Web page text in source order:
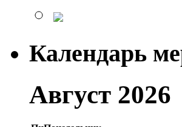
Календарь
Август 2026